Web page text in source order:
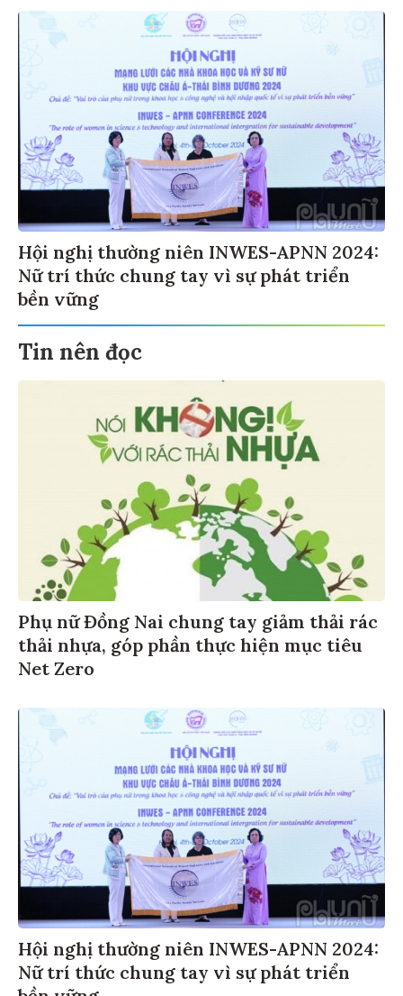
Hội nghị thường niên INWES-APNN 2024:
Nữ trí thức chung tay vì sự phát triển
bền vững
Tin nên đọc
Phụ nữ Đồng Nai chung tay giảm thải rác
thải nhựa, góp phần thực hiện mục tiêu
Net Zero
Hội nghị thường niên INWES-APNN 2024:
Nữ trí thức chung tay vì sự phát triển